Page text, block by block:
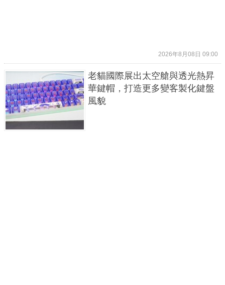
2026年8月08日 09:00
老貓國際展出太空艙與透光熱昇
華鍵帽，打造更多變客製化鍵盤
風貌